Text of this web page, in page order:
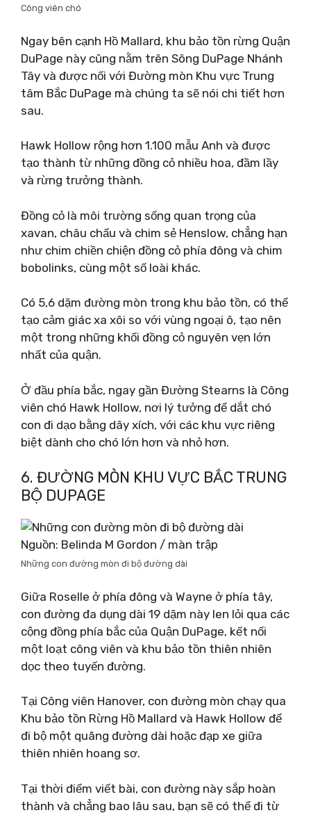
Công viên chó
Ngay bên cạnh Hồ Mallard, khu bảo tồn rừng Quận
DuPage này cũng nằm trên Sông DuPage Nhánh
Tây và được nối với Đường mòn Khu vực Trung
tâm Bắc DuPage mà chúng ta sẽ nói chi tiết hơn
sau.
Hawk Hollow rộng hơn 1.100 mẫu Anh và được
tạo thành từ những đồng cỏ nhiều hoa, đầm lầy
và rừng trưởng thành.
Đồng cỏ là môi trường sống quan trọng của
xavan, châu chấu và chim sẻ Henslow, chẳng hạn
như chim chiền chiện đồng cỏ phía đông và chim
bobolinks, cùng một số loài khác.
Có 5,6 dặm đường mòn trong khu bảo tồn, có thể
tạo cảm giác xa xôi so với vùng ngoại ô, tạo nên
một trong những khối đồng cỏ nguyên vẹn lớn
nhất của quận.
Ở đầu phía bắc, ngay gần Đường Stearns là Công
viên chó Hawk Hollow, nơi lý tưởng để dắt chó
con đi dạo bằng dây xích, với các khu vực riêng
biệt dành cho chó lớn hơn và nhỏ hơn.
6. ĐƯỜNG MÒN KHU VỰC BẮC TRUNG
BỘ DUPAGE
Nguồn: Belinda M Gordon / màn trập
Những con đường mòn đi bộ đường dài
Giữa Roselle ở phía đông và Wayne ở phía tây,
con đường đa dụng dài 19 dặm này len lỏi qua các
cộng đồng phía bắc của Quận DuPage, kết nối
một loạt công viên và khu bảo tồn thiên nhiên
dọc theo tuyến đường.
Tại Công viên Hanover, con đường mòn chạy qua
Khu bảo tồn Rừng Hồ Mallard và Hawk Hollow để
đi bộ một quãng đường dài hoặc đạp xe giữa
thiên nhiên hoang sơ.
Tại thời điểm viết bài, con đường này sắp hoàn
thành và chẳng bao lâu sau, bạn sẽ có thể đi từ